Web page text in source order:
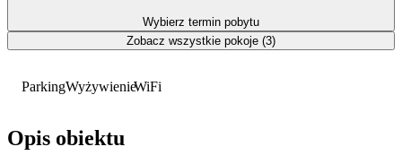
ParkingWyżywienieWiFi
Opis obiektu
Wybierz termin pobytu
Zobacz wszystkie pokoje (3)